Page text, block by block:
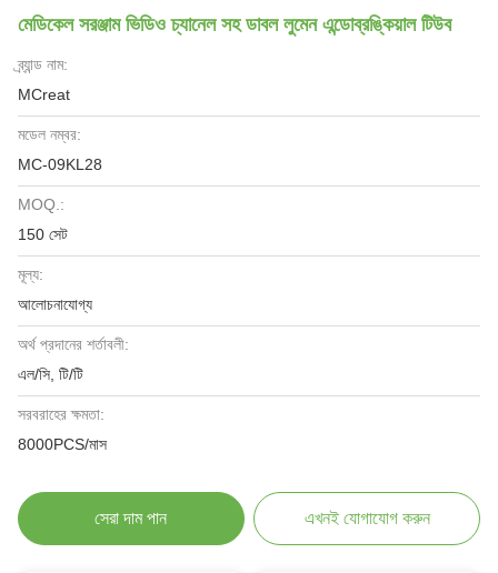
মেডিকেল সরঞ্জাম ভিডিও চ্যানেল সহ ডাবল লুমেন এন্ডোব্রঙ্কিয়াল টিউব
ব্র্যান্ড নাম:
MCreat
মডেল নম্বর:
MC-09KL28
MOQ.:
150 সেট
মূল্য:
আলোচনাযোগ্য
অর্থ প্রদানের শর্তাবলী:
এল/সি, টি/টি
সরবরাহের ক্ষমতা:
8000PCS/মাস
সেরা দাম পান এখনই যোগাযোগ করুন